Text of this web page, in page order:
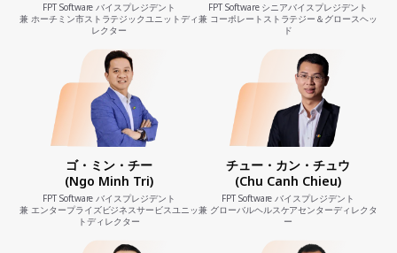
FPT Software バイスプレジデント
兼 ホーチミン市ストラテジックユニットディ
レクター
FPT Software シニアバイスプレジデント
兼 コーポレートストラテジー＆グロースヘッ
ド
ゴ・ミン・チー
(Ngo Minh Tri)
FPT Software バイスプレジデント
兼 エンタープライズビジネスサービスユニッ
トディレクター
チュー・カン・チュウ
(Chu Canh Chieu)
FPT Software バイスプレジデント
兼 グローバルヘルスケアセンターディレクタ
ー